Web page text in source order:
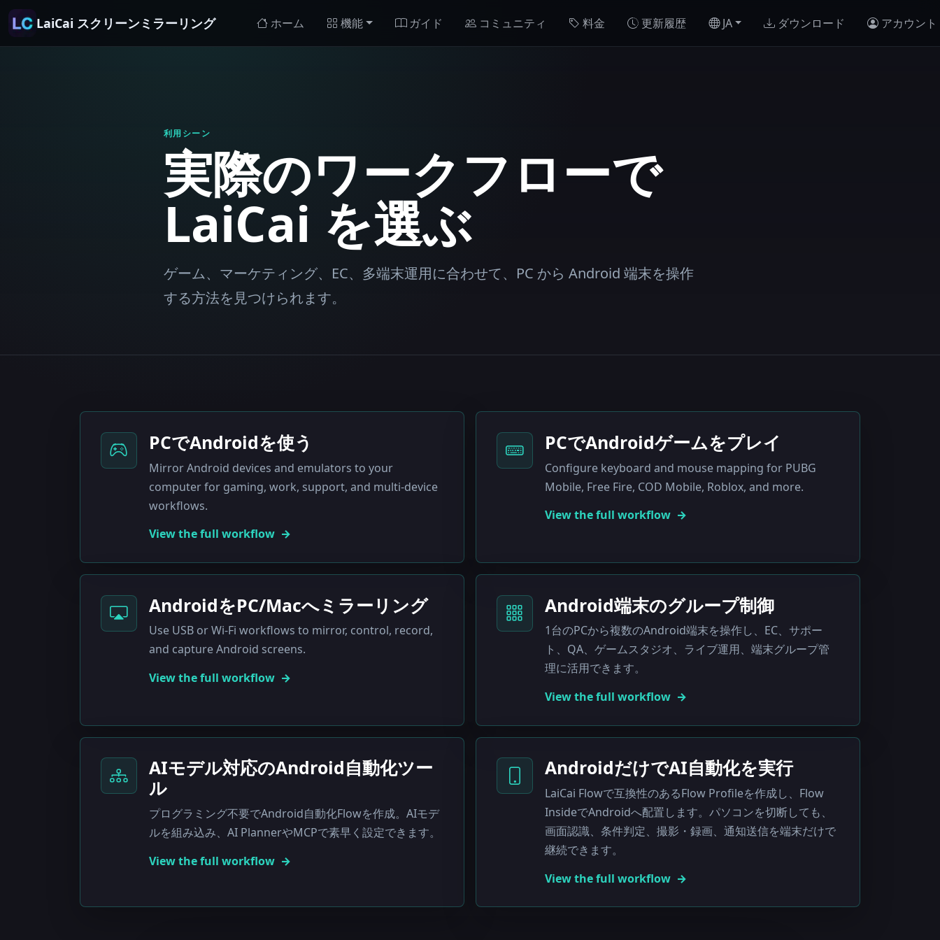
LaiCai スクリーンミラーリング ホーム 機能 ガイド コミュニティ 料金 更新履歴 JA ダウンロード アカウント
利用シーン
実際のワークフローで
LaiCai を選ぶ
ゲーム、マーケティング、EC、多端末運用に合わせて、PC から Android 端末を操作
する方法を見つけられます。
PCでAndroidを使う
Mirror Android devices and emulators to your
computer for gaming, work, support, and multi-device
workflows.
View the full workflow
PCでAndroidゲームをプレイ
Configure keyboard and mouse mapping for PUBG
Mobile, Free Fire, COD Mobile, Roblox, and more.
View the full workflow
AndroidをPC/Macへミラーリング
Use USB or Wi-Fi workflows to mirror, control, record,
and capture Android screens.
View the full workflow
Android端末のグループ制御
1台のPCから複数のAndroid端末を操作し、EC、サポー
ト、QA、ゲームスタジオ、ライブ運用、端末グループ管
理に活用できます。
View the full workflow
AIモデル対応のAndroid自動化ツー
ル
プログラミング不要でAndroid自動化Flowを作成。AIモデ
ルを組み込み、AI PlannerやMCPで素早く設定できます。
View the full workflow
AndroidだけでAI自動化を実行
LaiCai Flowで互換性のあるFlow Profileを作成し、Flow
InsideでAndroidへ配置します。パソコンを切断しても、
画面認識、条件判定、撮影・録画、通知送信を端末だけで
継続できます。
View the full workflow